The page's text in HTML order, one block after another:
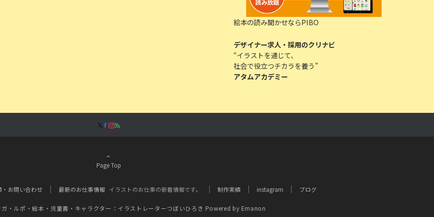
絵本の読み聞かせならPIBO
デザイナー求人・採用のクリナビ
“イラストを通じて、
社会で役立つチカラを養う”
アタムアカデミー
Page Top
・お問い合わせ 最新のお仕事情報 イラストのお仕事の新着情報です。 制作実績 instagram ブログ
・ルポ・絵本・児童書・キャラクター：イラストレーターつぼいひろき Powered by Emanon